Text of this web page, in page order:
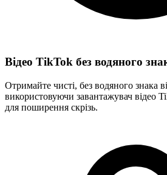
Відео TikTok без водяного
Отримайте чисті, без водяного знака
використовуючи завантажувач відео
для поширення скрізь.